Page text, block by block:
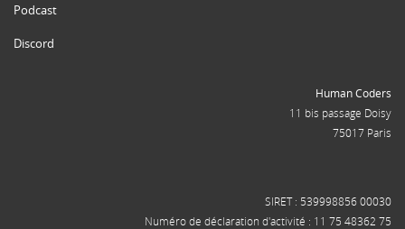
Podcast
Discord
Human Coders
11 bis passage Doisy
75017 Paris
SIRET : 539998856 00030
Numéro de déclaration d'activité : 11 75 48362 75